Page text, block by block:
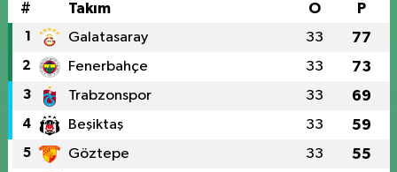
# Takım O P
1 Galatasaray 33 77
2 Fenerbahçe 33 73
3 Trabzonspor 33 69
4 Beşiktaş 33 59
5 Göztepe 33 55